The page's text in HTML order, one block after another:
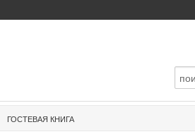
ГОСТЕВАЯ КНИГА